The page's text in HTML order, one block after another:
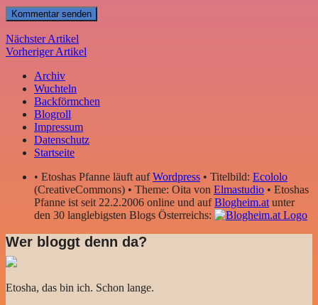
Nächster Artikel
Vorheriger Artikel
Archiv
Wuchteln
Backförmchen
Blogroll
Impressum
Datenschutz
Startseite
• Etoshas Pfanne läuft aufWordpress • Titelbild: Ecololo
(CreativeCommons) • Theme: Oita von Elmastudio • Etoshas
Pfanne ist seit 22.2.2006 online und aufBlogheim.atunter
den 30 langlebigsten Blogs Österreichs:
Wer bloggt denn da?
Etosha, das bin ich. Schon lange.